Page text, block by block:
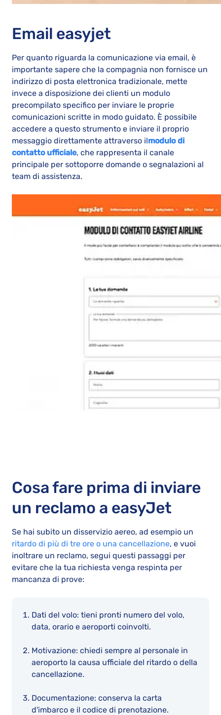
Email easyjet
Per quanto riguarda la comunicazione via email, è
importante sapere che la compagnia non fornisce un
indirizzo di posta elettronica tradizionale, mette
invece a disposizione dei clienti un modulo
precompilato specifico per inviare le proprie
comunicazioni scritte in modo guidato. È possibile
accedere a questo strumento e inviare il proprio
messaggio direttamente attraverso ilmodulo di
contatto ufficiale, che rappresenta il canale
principale per sottoporre domande o segnalazioni al
team di assistenza.
Cosa fare prima di inviare
un reclamo a easyJet
Se hai subito un disservizio aereo, ad esempio un
ritardo di più di tre ore o una cancellazione, e vuoi
inoltrare un reclamo, segui questi passaggi per
evitare che la tua richiesta venga respinta per
mancanza di prove:
Dati del volo: tieni pronti numero del volo,
data, orario e aeroporti coinvolti.
Motivazione: chiedi sempre al personale in
aeroporto la causa ufficiale del ritardo o della
cancellazione.
Documentazione: conserva la carta
d'imbarco e il codice di prenotazione.